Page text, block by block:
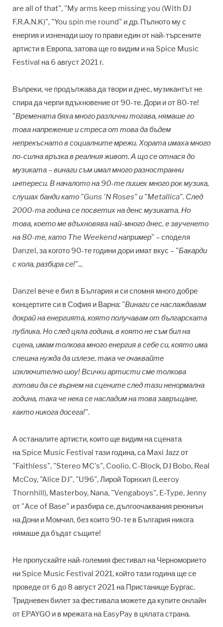
are all of that", "My arms keep missing you (With DJ
F.R.A.N.K)", "You spin me round" и др. Пълното му с
енергия и изненади шоу го прави един от най-търсените
артисти в Европа, затова ще го видим и на Spice Music
Festival на 6 август 2021 г.
Въпреки, че продължава да твори и днес, музикантът не
спира да черпи вдъхновение от 90-те. Дори и от 80-те!
"Времената бяха много различни тогава, нямаше го
това напрежение и стреса от това да бъдем
непрекъснато в социалните мрежи. Хората имаха много
по-силна връзка в реалния живот. А що се отнася до
музиката – винаги съм имал много разностранни
интереси. В началото на 90-те пишех много рок музика,
слушах банди като "Guns 'N Roses" и "Metallica". След
2000-та година се посветих на денс музиката. Но
това, което ме вдъхновява най-много днес, е звученето
на 80-те, като The Weekend например" – споделя
Danzel, за когото 90-те години дори имат вкус – "Бакарди
с кола, разбира се!"...
Danzel вече е бил в България и си спомня много добре
концертите си в София и Варна: "Винаги се наслаждавам
докрай на енергията, която получавам от българската
публика. Но след цяла година, в която не съм бил на
сцена, имам толкова много енергия в себе си, която има
спешна нужда да излезе, така че очаквайте
изключително шоу! Всички артисти сме толкова
готови да се върнем на сцените след тази ненормална
година, така че нека се насладим на това завръщане,
както никога досега!".
А останалите артисти, които ще видим на сцената
на Spice Music Festival тази година, са Maxi Jazz от
"Faithless", "Stereo MC's", Coolio, C-Block, DJ Bobo, Real
McCoy, "Alice DJ", "U96", Лирой Торнхил (Leeroy
Thornhill), Masterboy, Nana, "Vengaboys", E-Type, Jenny
от "Ace of Base" и разбира се, дългоочаквания реюниън
на Дони и Момчил, без които 90-те в България никога
нямаше да бъдат същите!
Не пропускайте най-големия фестивал на Черноморието
ни Spice Music Festival 2021, който тази година ще се
проведе от 6 до 8 август 2021 на Пристанище Бургас.
Тридневен билет за фестивала можете да купите онлайн
от EPAYGO и в мрежата на EasyPay в цялата страна.